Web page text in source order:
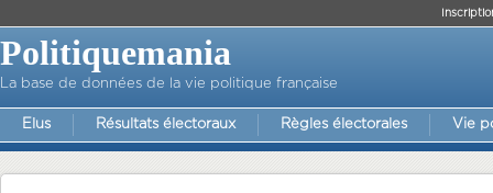
Politiquemania
La base de données de la vie politique française
Elus Résultats électoraux Règles électorales Vie